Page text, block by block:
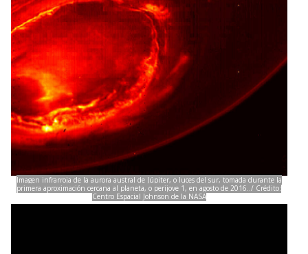
Imagen infrarroja de la aurora austral de Júpiter, o luces del sur, tomada durante la
primera aproximación cercana al planeta, o perijove 1, en agosto de 2016../ Crédito:
Centro Espacial Johnson de la NASA